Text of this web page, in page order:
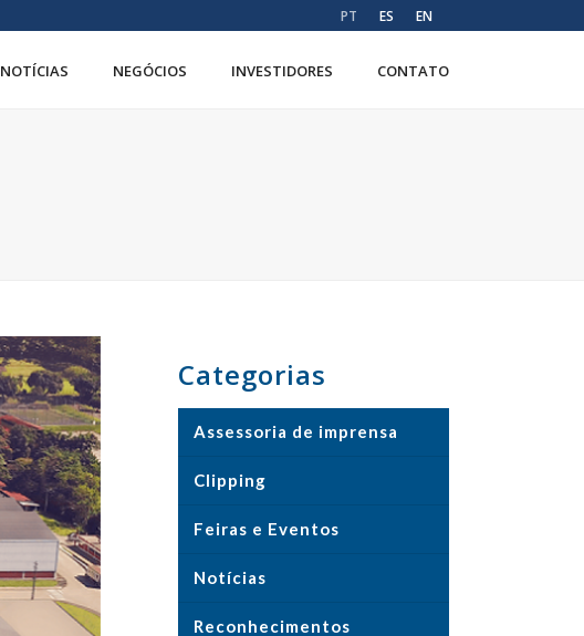
PT ES EN
NOTÍCIAS NEGÓCIOS INVESTIDORES CONTATO
Categorias
Assessoria de imprensa
Clipping
Feiras e Eventos
Notícias
Reconhecimentos